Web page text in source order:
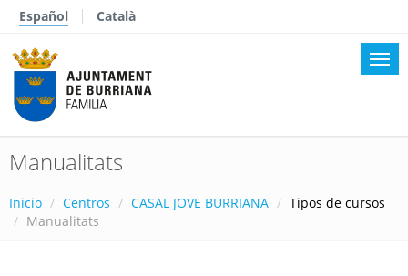
Español Català
Manualitats
Inicio Centros CASAL JOVE BURRIANA
Tipos de cursos
Manualitats